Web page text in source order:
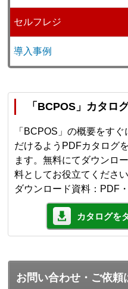
セルフレジ
導入事例
「BCPOS」カタロ
「BCPOS」の概要をす
だけるようPDFカタログ
ます。無料にてダウンロ
料としてお役立てください
ダウンロード資料：PDF
カタログを
お問い合わせ・ご依頼